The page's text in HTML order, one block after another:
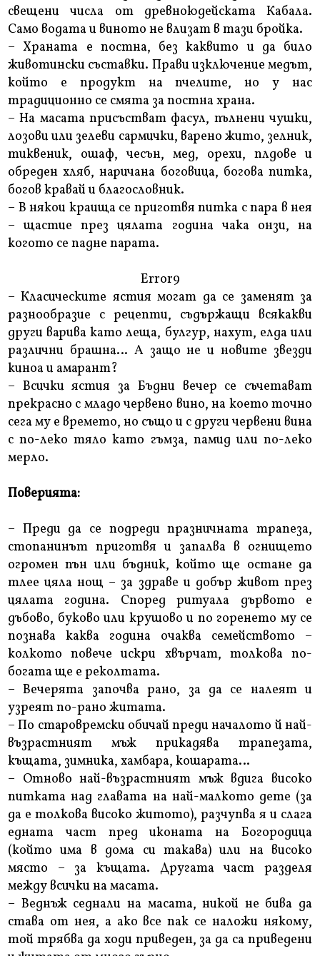
свещени числа от древноюдейската Кабала.
Само водата и виното не влизат в тази бройка.
– Храната е постна, без каквито и да било
животински съставки. Прави изключение медът,
който е продукт на пчелите, но у нас
традиционно се смята за постна храна.
– На масата присъстват фасул, пълнени чушки,
лозови или зелеви сармички, варено жито, зелник,
тиквеник, ошаф, чесън, мед, орехи, плдове и
обреден хляб, наричана боговица, богова питка,
богов кравай и благословник.
– В някои краища се приготвя питка с пара в нея
– щастие през цялата година чака онзи, на
когото се падне парата.
Error9
– Класическите ястия могат да се заменят за
разнообразие с рецепти, съдържащи всякакви
други варива като леща, булгур, нахут, елда или
различни брашна… А защо не и новите звезди
киноа и амарант?
– Всички ястия за Бъдни вечер се съчетават
прекрасно с младо червено вино, на което точно
сега му е времето, но също и с други червени вина
с по-леко тяло като гъмза, памид или по-леко
мерло.
Поверията:
– Преди да се подреди празничната трапеза,
стопанинът приготвя и запалва в огнището
огромен пън или бъдник, който ще остане да
тлее цяла нощ – за здраве и добър живот през
цялата година. Според ритуала дървото е
дъбово, буково или крушово и по горенето му се
познава каква година очаква семейството –
колкото повече искри хвърчат, толкова по-
богата ще е реколтата.
– Вечерята започва рано, за да се налеят и
узреят по-рано житата.
– По старовремски обичай преди началото й най-
възрастният мъж прикадява трапезата,
къщата, зимника, хамбара, кошарата…
– Отново най-възрастният мъж вдига високо
питката над главата на най-малкото дете (за
да е толкова високо житото), разчупва я и слага
едната част пред иконата на Богородица
(който има в дома си такава) или на високо
място – за къщата. Другата част разделя
между всички на масата.
– Веднъж седнали на масата, никой не бива да
става от нея, а ако все пак се наложи някому,
той трябва да ходи приведен, за да са приведени